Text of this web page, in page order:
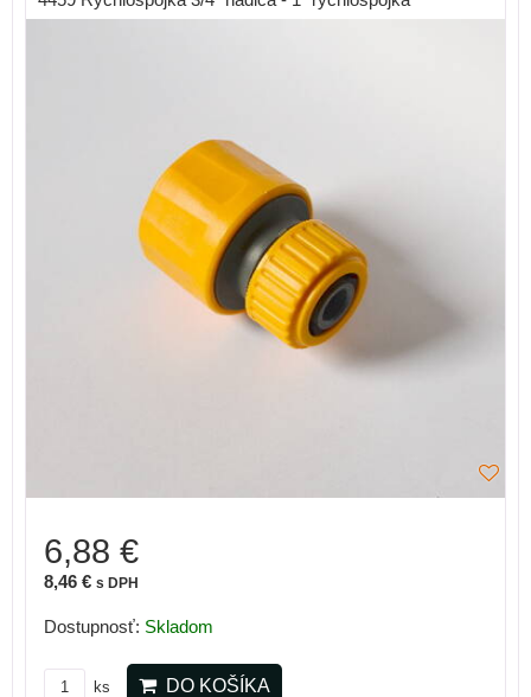
6,88 €
8,46 € s DPH
Dostupnosť: Skladom
ks DO KOŠÍKA